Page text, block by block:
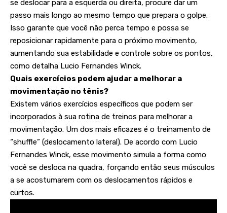
se deslocar para a esquerda ou direita, procure dar um
passo mais longo ao mesmo tempo que prepara o golpe.
Isso garante que você não perca tempo e possa se
reposicionar rapidamente para o próximo movimento,
aumentando sua estabilidade e controle sobre os pontos,
como detalha Lucio Fernandes Winck.
Quais exercícios podem ajudar a melhorar a
movimentação no tênis?
Existem vários exercícios específicos que podem ser
incorporados à sua rotina de treinos para melhorar a
movimentação. Um dos mais eficazes é o treinamento de
“shuffle” (deslocamento lateral). De acordo com Lucio
Fernandes Winck, esse movimento simula a forma como
você se desloca na quadra, forçando então seus músculos
a se acostumarem com os deslocamentos rápidos e
curtos.